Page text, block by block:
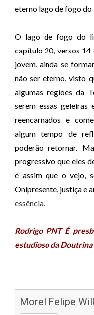
eterno lago de fogo do
O lago de fogo do
capítulo 20, versos 14
jovem, ainda se
não ser eterno, visto
algumas regiões da
serem essas geleiras
reencarnados e
algum tempo de
poderão retornar.
progressivo que eles
é assim que o vejo,
Onipresente, justiça e
essência.
Rodrigo PNT É
estudioso da Doutrina
Morel Felipe